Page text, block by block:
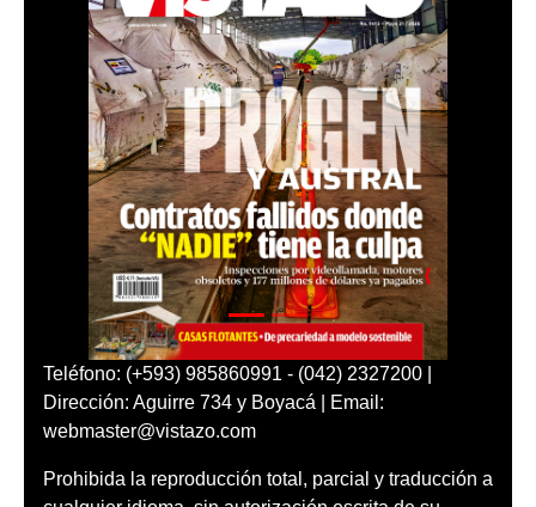
Teléfono: (+593) 985860991 - (042) 2327200 |
Dirección: Aguirre 734 y Boyacá | Email:
webmaster@vistazo.com
Prohibida la reproducción total, parcial y traducción a